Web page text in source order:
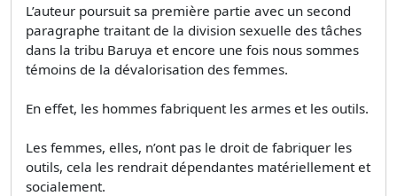
L’auteur poursuit sa première partie avec un second
paragraphe traitant de la division sexuelle des tâches
dans la tribu Baruya et encore une fois nous sommes
témoins de la dévalorisation des femmes.
En effet, les hommes fabriquent les armes et les outils.
Les femmes, elles, n’ont pas le droit de fabriquer les
outils, cela les rendrait dépendantes matériellement et
socialement.